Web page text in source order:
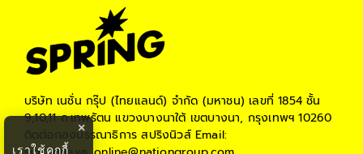
บริษัท เนชั่น กรุ๊ป (ไทยแลนด์) จำกัด (มหาชน) เลขที่ 1854 ชั้น
9,10,11 ถ.เทพรัตน แขวงบางนาใต้ เขตบางนา, กรุงเทพฯ 10260
ติดต่อกองบรรณาธิการ สปริงนิวส์Email:
×
เราใช้คุกกี้